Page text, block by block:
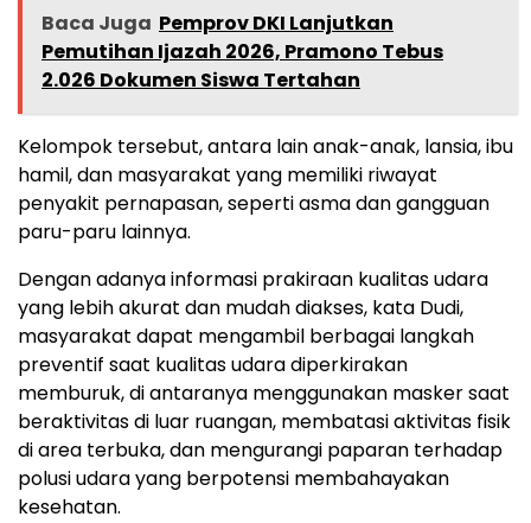
Baca Juga Pemprov DKI Lanjutkan
Pemutihan Ijazah 2026, Pramono Tebus
2.026 Dokumen Siswa Tertahan
Kelompok tersebut, antara lain anak-anak, lansia, ibu
hamil, dan masyarakat yang memiliki riwayat
penyakit pernapasan, seperti asma dan gangguan
paru-paru lainnya.
Dengan adanya informasi prakiraan kualitas udara
yang lebih akurat dan mudah diakses, kata Dudi,
masyarakat dapat mengambil berbagai langkah
preventif saat kualitas udara diperkirakan
memburuk, di antaranya menggunakan masker saat
beraktivitas di luar ruangan, membatasi aktivitas fisik
di area terbuka, dan mengurangi paparan terhadap
polusi udara yang berpotensi membahayakan
kesehatan.